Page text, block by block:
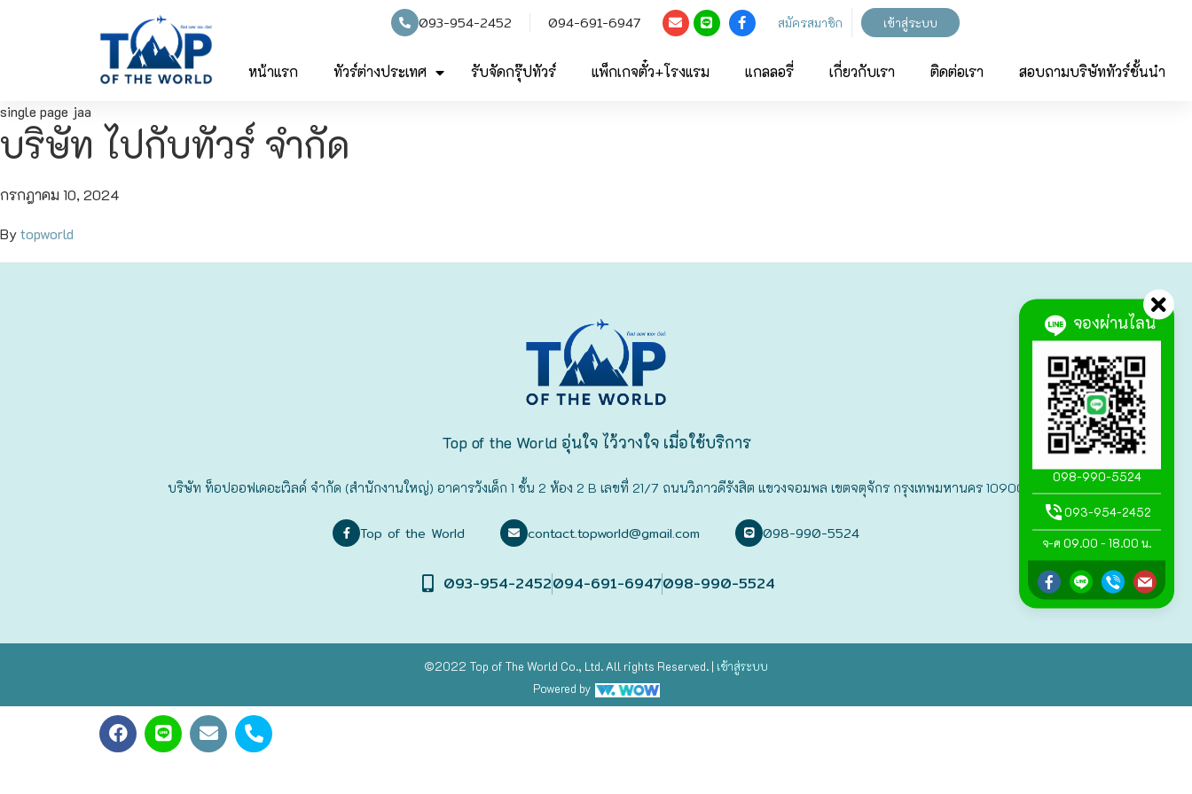
093-954-2452 094-691-6947 สมัครสมาชิก เข้าสู่ระบบ
หน้าแรก ทัวร์ต่างประเทศ รับจัดกรุ๊ปทัวร์ แพ็กเกจตั๋ว+โรงแรม แกลลอรี่ เกี่ยวกับเรา ติดต่อเรา สอบถามบริษัททัวร์ชั้นนำ
single page jaa
บริษัท ไปกับทัวร์ จำกัด
กรกฎาคม 10, 2024
Bytopworld
จองผ่านไลน์
098-990-5524
093-954-2452
จ-ศ 09.00 - 18.00 น.
Top of the World อุ่นใจ ไว้วางใจ เมื่อใช้บริการ
บริษัท ท็อปออฟเดอะเวิลด์ จำกัด (สำนักงานใหญ่) อาคารวังเด็ก 1 ชั้น 2 ห้อง 2 B เลขที่ 21/7 ถนนวิภาวดีรังสิต แขวงจอมพล เขตจตุจักร กรุงเทพมหานคร 10900
Top of the World contact.topworld@gmail.com 098-990-5524
093-954-2452094-691-6947098-990-5524
©2022 Top of The World Co., Ltd. All rights Reserved. | เข้าสู่ระบบ
Powered by
โตเกียว
โอซาก้า
เกียวโต
เวียดนาม
ทัวร์เวียดนาม